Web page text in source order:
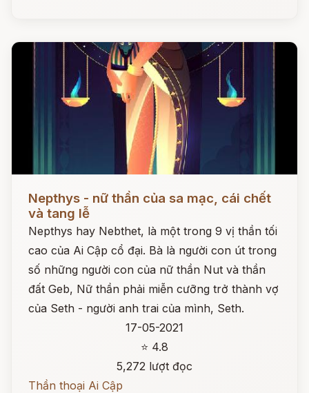
Nepthys - nữ thần của sa mạc, cái chết
và tang lễ
Nepthys hay Nebthet, là một trong 9 vị thần tối
cao của Ai Cập cổ đại. Bà là người con út trong
số những người con của nữ thần Nut và thần
đất Geb, Nữ thần phải miễn cưỡng trở thành vợ
của Seth - người anh trai của mình, Seth.
17-05-2021
⭐ 4.8
5,272 lượt đọc
Thần thoại Ai Cập